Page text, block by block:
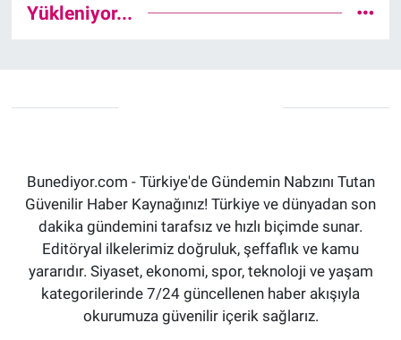
Yükleniyor...
Bunediyor.com - Türkiye'de Gündemin Nabzını Tutan
Güvenilir Haber Kaynağınız! Türkiye ve dünyadan son
dakika gündemini tarafsız ve hızlı biçimde sunar.
Editöryal ilkelerimiz doğruluk, şeffaflık ve kamu
yararıdır. Siyaset, ekonomi, spor, teknoloji ve yaşam
kategorilerinde 7/24 güncellenen haber akışıyla
okurumuza güvenilir içerik sağlarız.